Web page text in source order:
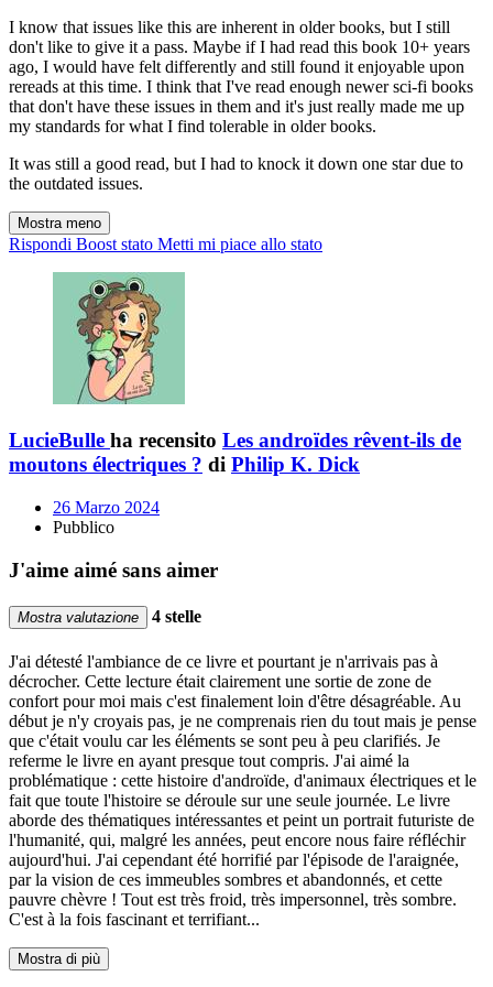
I know that issues like this are inherent in older books, but I still
don't like to give it a pass. Maybe if I had read this book 10+ years
ago, I would have felt differently and still found it enjoyable upon
rereads at this time. I think that I've read enough newer sci-fi books
that don't have these issues in them and it's just really made me up
my standards for what I find tolerable in older books.
It was still a good read, but I had to knock it down one star due to
the outdated issues.
Mostra meno
Rispondi Boost stato Metti mi piace allo stato
LucieBulle ha recensito Les androïdes rêvent-ils de
moutons électriques ? di Philip K. Dick
26 Marzo 2024
Pubblico
J'aime aimé sans aimer
Mostra valutazione 4 stelle
J'ai détesté l'ambiance de ce livre et pourtant je n'arrivais pas à
décrocher. Cette lecture était clairement une sortie de zone de
confort pour moi mais c'est finalement loin d'être désagréable. Au
début je n'y croyais pas, je ne comprenais rien du tout mais je pense
que c'était voulu car les éléments se sont peu à peu clarifiés. Je
referme le livre en ayant presque tout compris. J'ai aimé la
problématique : cette histoire d'androïde, d'animaux électriques et le
fait que toute l'histoire se déroule sur une seule journée. Le livre
aborde des thématiques intéressantes et peint un portrait futuriste de
l'humanité, qui, malgré les années, peut encore nous faire réfléchir
aujourd'hui. J'ai cependant été horrifié par l'épisode de l'araignée,
par la vision de ces immeubles sombres et abandonnés, et cette
pauvre chèvre ! Tout est très froid, très impersonnel, très sombre.
C'est à la fois fascinant et terrifiant...
Mostra di più